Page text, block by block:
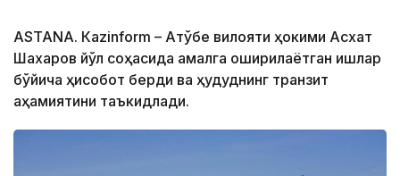
ASTANА. Кazinform – Ақтўбе вилояти ҳокими Асхат
Шахаров йўл соҳасида амалга оширилаётган ишлар
бўйича ҳисобот берди ва ҳудуднинг транзит
аҳамиятини таъкидлади.